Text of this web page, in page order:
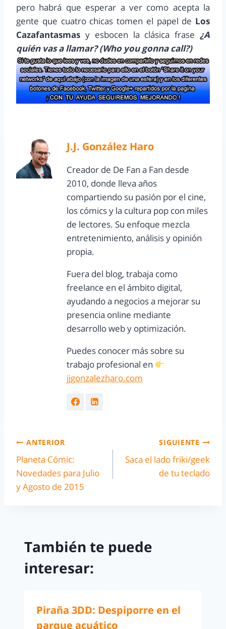
pero habrá que esperar a ver como acepta la
gente que cuatro chicas tomen el papel de Los
Cazafantasmas y esbocen la clásica frase ¿A
quién vas a llamar? (Who you gonna call?)
J.J. González Haro
Creador de De Fan a Fan desde
2010, donde lleva años
compartiendo su pasión por el cine,
los cómics y la cultura pop con miles
de lectores. Su enfoque mezcla
entretenimiento, análisis y opinión
propia.
Fuera del blog, trabaja como
freelance en el ámbito digital,
ayudando a negocios a mejorar su
presencia online mediante
desarrollo web y optimización.
Puedes conocer más sobre su
trabajo profesional en
jjgonzalezharo.com
ANTERIOR
Planeta Cómic:
Novedades para Julio
y Agosto de 2015
SIGUIENTE
Saca el lado friki/geek
de tu teclado
También te puede
interesar:
Piraña 3DD: Despiporre en el
parque acuático